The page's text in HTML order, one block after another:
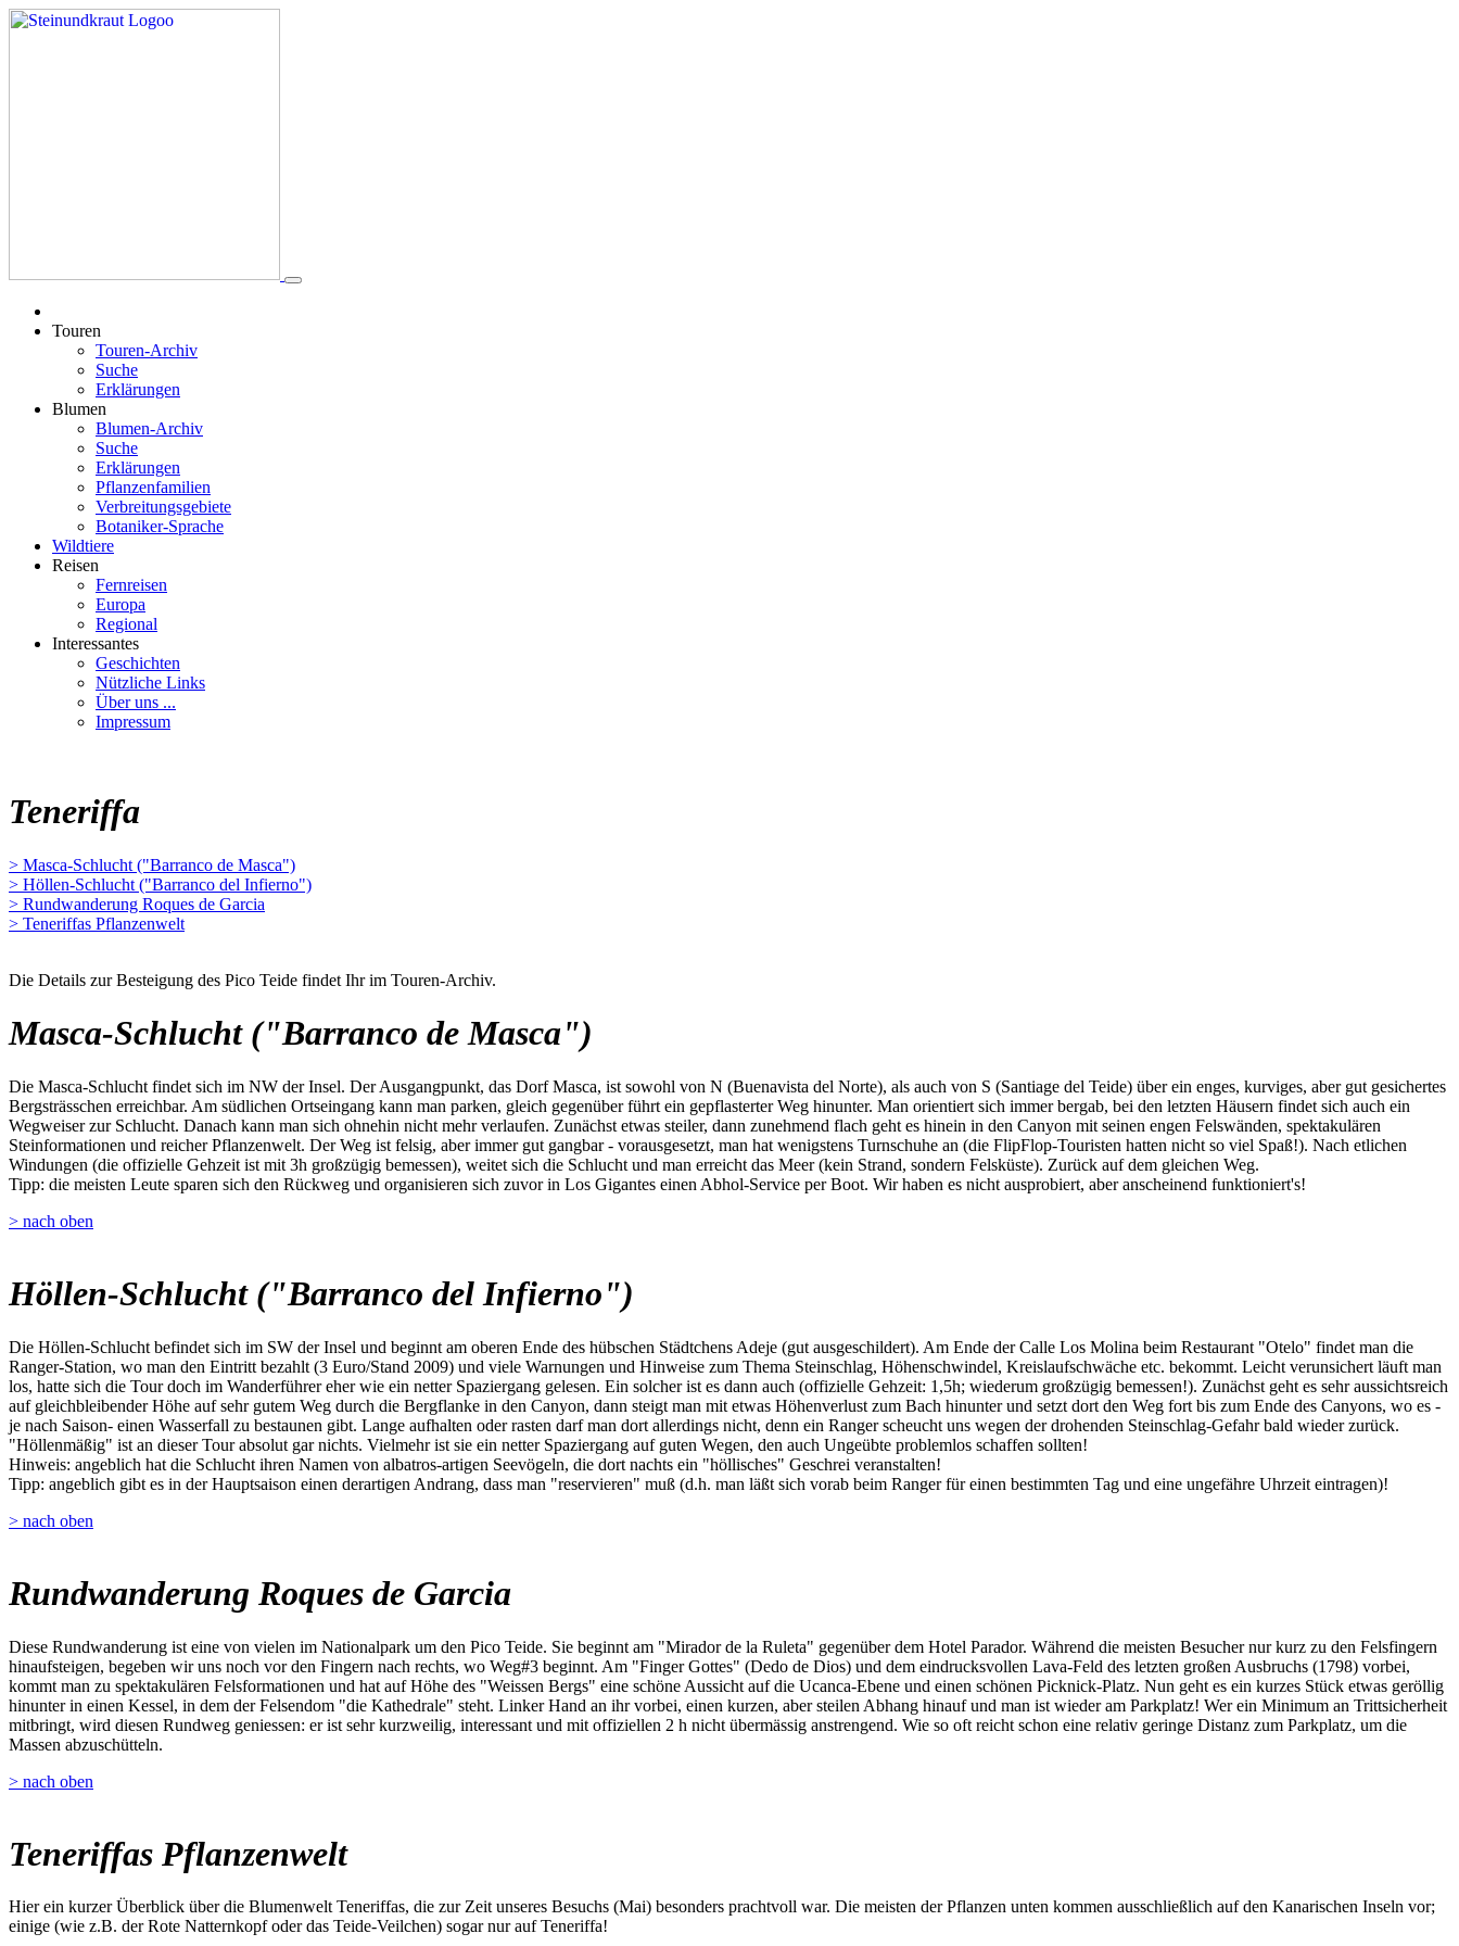
Touren
Touren-Archiv
Suche
Erklärungen
Blumen
Blumen-Archiv
Suche
Erklärungen
Pflanzenfamilien
Verbreitungsgebiete
Botaniker-Sprache
Wildtiere
Reisen
Fernreisen
Europa
Regional
Interessantes
Geschichten
Nützliche Links
Über uns ...
Impressum
Teneriffa
> Masca-Schlucht ("Barranco de Masca")
> Höllen-Schlucht ("Barranco del Infierno")
> Rundwanderung Roques de Garcia
> Teneriffas Pflanzenwelt
Die Details zur Besteigung des Pico Teide findet Ihr im Touren-Archiv.
Masca-Schlucht ("Barranco de Masca")
Die Masca-Schlucht findet sich im NW der Insel. Der Ausgangpunkt, das Dorf Masca, ist sowohl von N (Buenavista del Norte), als auch von S (Santiage del Teide) über ein enges, kurviges, aber gut gesichertes
Bergsträsschen erreichbar. Am südlichen Ortseingang kann man parken, gleich gegenüber führt ein gepflasterter Weg hinunter. Man orientiert sich immer bergab, bei den letzten Häusern findet sich auch ein
Wegweiser zur Schlucht. Danach kann man sich ohnehin nicht mehr verlaufen. Zunächst etwas steiler, dann zunehmend flach geht es hinein in den Canyon mit seinen engen Felswänden, spektakulären
Steinformationen und reicher Pflanzenwelt. Der Weg ist felsig, aber immer gut gangbar - vorausgesetzt, man hat wenigstens Turnschuhe an (die FlipFlop-Touristen hatten nicht so viel Spaß!). Nach etlichen
Windungen (die offizielle Gehzeit ist mit 3h großzügig bemessen), weitet sich die Schlucht und man erreicht das Meer (kein Strand, sondern Felsküste). Zurück auf dem gleichen Weg.
Tipp: die meisten Leute sparen sich den Rückweg und organisieren sich zuvor in Los Gigantes einen Abhol-Service per Boot. Wir haben es nicht ausprobiert, aber anscheinend funktioniert's!
> nach oben
Höllen-Schlucht ("Barranco del Infierno")
Die Höllen-Schlucht befindet sich im SW der Insel und beginnt am oberen Ende des hübschen Städtchens Adeje (gut ausgeschildert). Am Ende der Calle Los Molina beim Restaurant "Otelo" findet man die
Ranger-Station, wo man den Eintritt bezahlt (3 Euro/Stand 2009) und viele Warnungen und Hinweise zum Thema Steinschlag, Höhenschwindel, Kreislaufschwäche etc. bekommt. Leicht verunsichert läuft man
los, hatte sich die Tour doch im Wanderführer eher wie ein netter Spaziergang gelesen. Ein solcher ist es dann auch (offizielle Gehzeit: 1,5h; wiederum großzügig bemessen!). Zunächst geht es sehr aussichtsreich
auf gleichbleibender Höhe auf sehr gutem Weg durch die Bergflanke in den Canyon, dann steigt man mit etwas Höhenverlust zum Bach hinunter und setzt dort den Weg fort bis zum Ende des Canyons, wo es -
je nach Saison- einen Wasserfall zu bestaunen gibt. Lange aufhalten oder rasten darf man dort allerdings nicht, denn ein Ranger scheucht uns wegen der drohenden Steinschlag-Gefahr bald wieder zurück.
"Höllenmäßig" ist an dieser Tour absolut gar nichts. Vielmehr ist sie ein netter Spaziergang auf guten Wegen, den auch Ungeübte problemlos schaffen sollten!
Hinweis: angeblich hat die Schlucht ihren Namen von albatros-artigen Seevögeln, die dort nachts ein "höllisches" Geschrei veranstalten!
Tipp: angeblich gibt es in der Hauptsaison einen derartigen Andrang, dass man "reservieren" muß (d.h. man läßt sich vorab beim Ranger für einen bestimmten Tag und eine ungefähre Uhrzeit eintragen)!
> nach oben
Rundwanderung Roques de Garcia
Diese Rundwanderung ist eine von vielen im Nationalpark um den Pico Teide. Sie beginnt am "Mirador de la Ruleta" gegenüber dem Hotel Parador. Während die meisten Besucher nur kurz zu den Felsfingern
hinaufsteigen, begeben wir uns noch vor den Fingern nach rechts, wo Weg#3 beginnt. Am "Finger Gottes" (Dedo de Dios) und dem eindrucksvollen Lava-Feld des letzten großen Ausbruchs (1798) vorbei,
kommt man zu spektakulären Felsformationen und hat auf Höhe des "Weissen Bergs" eine schöne Aussicht auf die Ucanca-Ebene und einen schönen Picknick-Platz. Nun geht es ein kurzes Stück etwas geröllig
hinunter in einen Kessel, in dem der Felsendom "die Kathedrale" steht. Linker Hand an ihr vorbei, einen kurzen, aber steilen Abhang hinauf und man ist wieder am Parkplatz! Wer ein Minimum an Trittsicherheit
mitbringt, wird diesen Rundweg geniessen: er ist sehr kurzweilig, interessant und mit offiziellen 2 h nicht übermässig anstrengend. Wie so oft reicht schon eine relativ geringe Distanz zum Parkplatz, um die
Massen abzuschütteln.
> nach oben
Teneriffas Pflanzenwelt
Hier ein kurzer Überblick über die Blumenwelt Teneriffas, die zur Zeit unseres Besuchs (Mai) besonders prachtvoll war. Die meisten der Pflanzen unten kommen ausschließlich auf den Kanarischen Inseln vor;
einige (wie z.B. der Rote Natternkopf oder das Teide-Veilchen) sogar nur auf Teneriffa!